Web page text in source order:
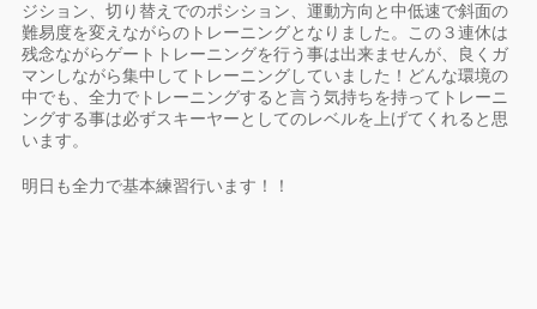
ジション、切り替えでのポシション、運動方向と中低速で斜面の
難易度を変えながらのトレーニングとなりました。この３連休は
残念ながらゲートトレーニングを行う事は出来ませんが、良くガ
マンしながら集中してトレーニングしていました！どんな環境の
中でも、全力でトレーニングすると言う気持ちを持ってトレーニ
ングする事は必ずスキーヤーとしてのレベルを上げてくれると思
います。
明日も全力で基本練習行います！！